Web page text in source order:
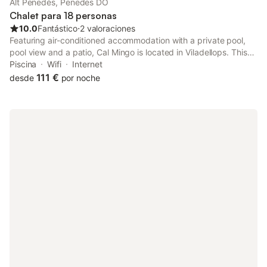
Alt Penedès, Penedes DO
Chalet para 18 personas
10.0Fantástico⋅2 valoraciones
Featuring air-conditioned accommodation with a private pool,
pool view and a patio, Cal Mingo is located in Viladellops. This
property offers access to a balcony, darts, free private parking
and free WiFi.
Piscina Wifi
Internet
desde 111 € por noche